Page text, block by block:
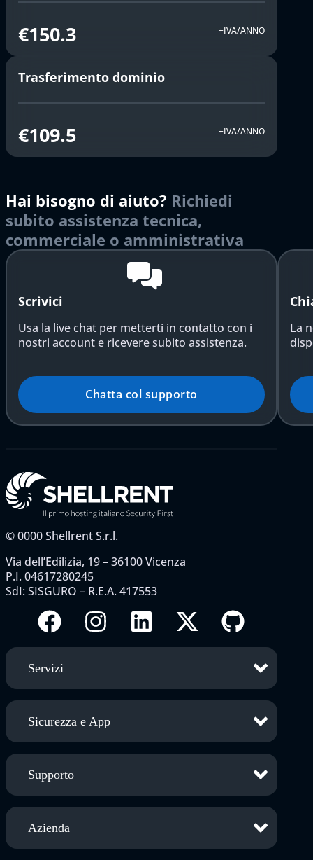
€150.3 +IVA/ANNO
Trasferimento dominio
€109.5 +IVA/ANNO
Hai bisogno di aiuto? Richiedi
subito assistenza tecnica,
commerciale o amministrativa
Scrivici
Usa la live chat per metterti in contatto con i
nostri account e ricevere subito assistenza.
Chatta col supporto
La
©0000Shellrent S.r.l.
Via dell’Edilizia, 19 – 36100 Vicenza
P.I. 04617280245
SdI: SISGURO – R.E.A. 417553
Servizi
Sicurezza e App
Supporto
Azienda